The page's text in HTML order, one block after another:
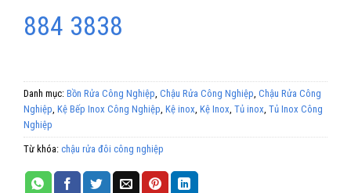
884 3838
Danh mục: Bồn Rửa Công Nghiệp Chậu Rửa Công Nghiệp Chậu Rửa Công
Nghiệp Kệ Bếp Inox Công Nghiệp Kệ inox Kệ Inox Tủ inox Tủ Inox Công
Nghiệp
Từ khóa: chậu rửa đôi công nghiệp